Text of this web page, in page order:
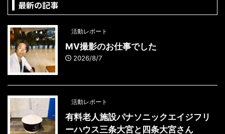
最新の記事
活動レポート
MV撮影のお仕事でした
2026/8/7
活動レポート
有料老人施設パナソニックエイジフリ
ーハウス三条大宮と四条大宮さん